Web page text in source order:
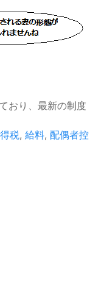
おり、最新の制度
税, 給料, 配偶者控